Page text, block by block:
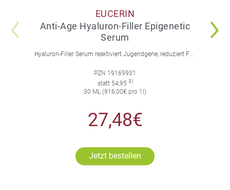
EUCERIN
Anti-Age Hyaluron-Filler Epigenetic
Serum
PZN 19169931
statt 54,95 3)
30 ML (916,00€ pro 1l)
27,48€
Jetzt bestellen